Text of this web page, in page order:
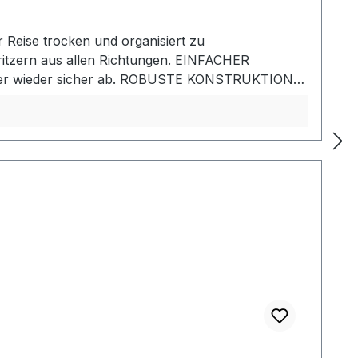
trocken und organisiert zu
aus allen Richtungen. EINFACHER
sicher ab. ROBUSTE KONSTRUKTION
Stoßfestes Gehäuse aus eloxiertem
Design, zum Öffnen nach unten